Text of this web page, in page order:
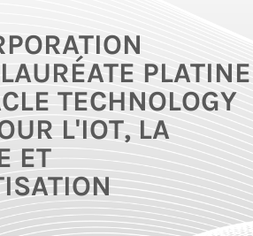
PLATINE
TECHNOLOGY
L'IOT, LA
ET